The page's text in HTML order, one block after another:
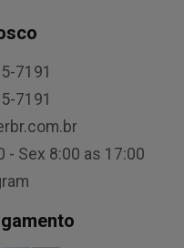
7191
7191
- Sex 8:00 as 17:00